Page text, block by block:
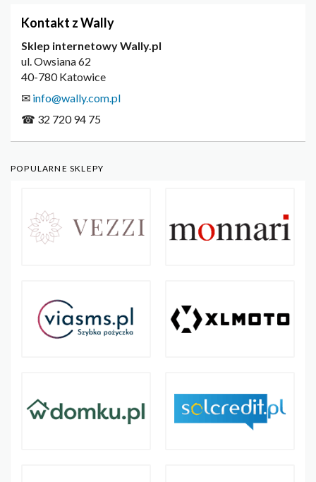
Kontakt z Wally
Sklep internetowy Wally.pl
ul. Owsiana 62
40-780 Katowice
✉ info@wally.com.pl
☎ 32 720 94 75
POPULARNE SKLEPY